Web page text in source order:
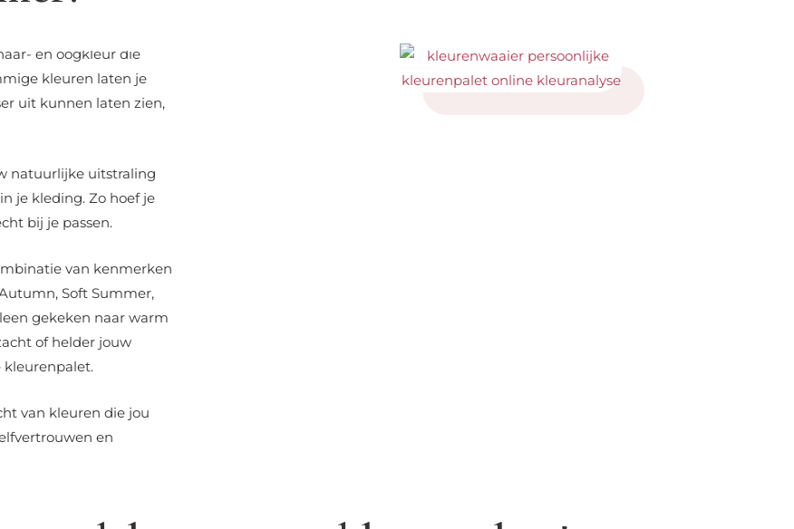
en oogkleur die
kleuren laten je
uit kunnen laten zien,
natuurlijke uitstraling
je kleding. Zo hoef je
bij je passen.
van kenmerken
Soft Summer,
gekeken naar warm
of helder jouw
kleurenpalet.
van kleuren die jou
en